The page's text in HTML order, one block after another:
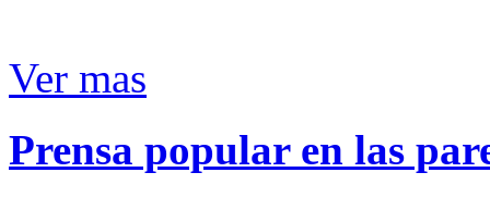
Ver mas
Prensa popular en las